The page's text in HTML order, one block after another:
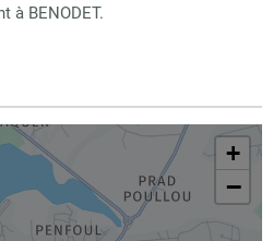
à BENODET.
+
−